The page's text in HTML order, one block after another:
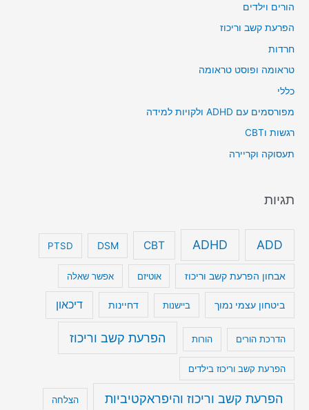
הורים וילדים
הפרעת קשב וריכוז
חרדות
טראומה ופוסט טראומה
כללי
מפורסמים עם ADHD ולקויות למידה
רגשות וCBT
תעסוקה וקריירה
תגיות
ADD
ADHD
CBT
DSM
PTSD
אבחון הפרעת קשב וריכוז אוטיזם אפשר שאלה
ביטחון עצמי נמוך ביישנות דחיינות דיכאון
הדרכת הורים הורות הפרעת קשב וריכוז
הפרעת קשב וריכוז בילדים
הפרעת קשב וריכוז והיפראקטיביות הצלחה